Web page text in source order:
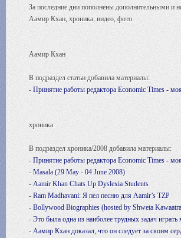
За последние дни пополнены дополнительными и
Аамир Кхан, хроника, видео, фото.
Аамир Кхан
В подраздел статьи добавила материалы:
- Принятие работы редактора Economic Times -
хроника
В подраздел хроника/2008 добавила материалы:
- Принятие работы редактора Economic Times -
- Masala (29 May - 04 June 2008)
- Aamir Khan Chats Up Dyslexia Students
- Ram Madhavani: Я пел песню для Aamir’s TZP
- Bollywood Biographies (hosted by Shweta
- Это была одна из наиболее трудных задач
- Аамир Кхан доказал, что он следует за своим